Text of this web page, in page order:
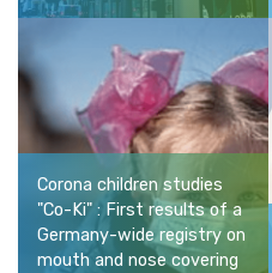
Corona children studies
"Co-Ki" : First results of a
Germany-wide registry on
mouth and nose covering